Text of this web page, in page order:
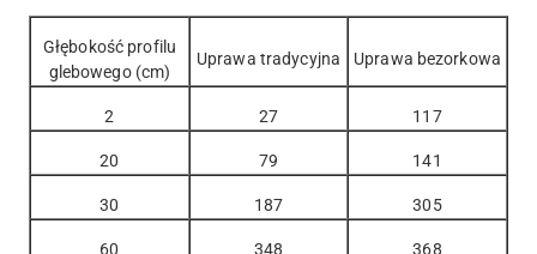
Głębokość profilu
glebowego (cm)
Uprawa tradycyjna Uprawa bezorkowa
2 27 117
20 79 141
30 187 305
60 348 368